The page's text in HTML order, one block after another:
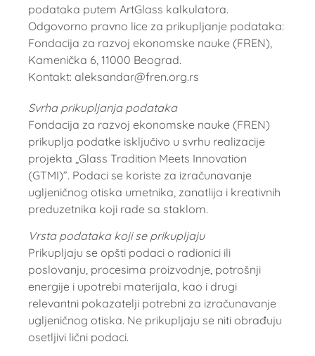
podataka putem ArtGlass kalkulatora.
Odgovorno pravno lice za prikupljanje podataka:
Fondacija za razvoj ekonomske nauke (FREN),
Kamenička 6, 11000 Beograd.
Kontakt: aleksandar@fren.org.rs
Svrha prikupljanja podataka
Fondacija za razvoj ekonomske nauke (FREN)
prikuplja podatke isključivo u svrhu realizacije
projekta „Glass Tradition Meets Innovation
(GTMI)”. Podaci se koriste za izračunavanje
ugljeničnog otiska umetnika, zanatlija i kreativnih
preduzetnika koji rade sa staklom.
Vrsta podataka koji se prikupljaju
Prikupljaju se opšti podaci o radionici ili
poslovanju, procesima proizvodnje, potrošnji
energije i upotrebi materijala, kao i drugi
relevantni pokazatelji potrebni za izračunavanje
ugljeničnog otiska. Ne prikupljaju se niti obrađuju
osetljivi lični podaci.